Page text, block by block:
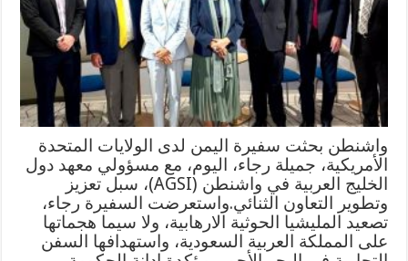
واشنطن بحثت سفيرة اليمن لدى الولايات المتحدة
الأمريكية، جميلة رجاء، اليوم، مع مسؤولي معهد دول
الخليج العربية في واشنطن (AGSI)، سبل تعزيز
وتطوير التعاون الثنائي.واستعرضت السفيرة رجاء،
تصعيد المليشيا الحوثية الارهابية، ولا سيما هجماتها
على المملكة العربية السعودية، واستهدافها السفن